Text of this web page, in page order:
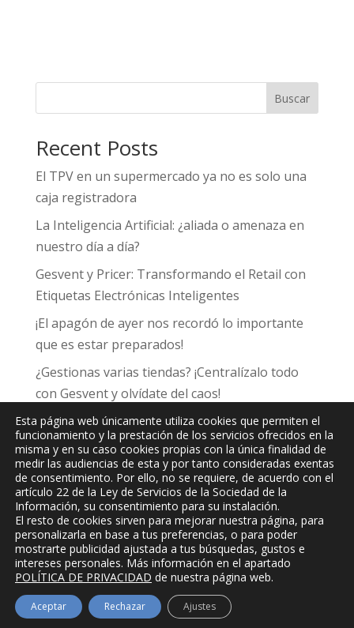
Buscar
Recent Posts
El TPV en un supermercado ya no es solo una
caja registradora
La Inteligencia Artificial: ¿aliada o amenaza en
nuestro día a día?
Gesvent y Pricer: Transformando el Retail con
Etiquetas Electrónicas Inteligentes
¡El apagón de ayer nos recordó lo importante
que es estar preparados!
¿Gestionas varias tiendas? ¡Centralízalo todo
con Gesvent y olvídate del caos!
JPCInformática y Comunicaciones, S.L.
Esta página web únicamente utiliza cookies que permiten el
funcionamiento y la prestación de los servicios ofrecidos en la
misma y en su caso cookies propias con la única finalidad de
medir las audiencias de esta y por tanto consideradas exentas
de consentimiento. Por ello, no se requiere, de acuerdo con el
artículo 22 de la Ley de Servicios de la Sociedad de la
Información, su consentimiento para su instalación.
El resto de cookies sirven para mejorar nuestra página, para
personalizarla en base a tus preferencias, o para poder
mostrarte publicidad ajustada a tus búsquedas, gustos e
intereses personales. Más información en el apartado
POLÍTICA DE PRIVACIDAD de nuestra página web.
Aceptar Rechazar Ajustes